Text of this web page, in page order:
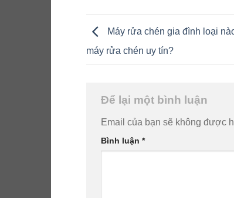
Máy rửa chén gia đình loại
máy rửa chén uy tín?
Để lại một bình luận
Email của bạn sẽ không được
Bình luận *